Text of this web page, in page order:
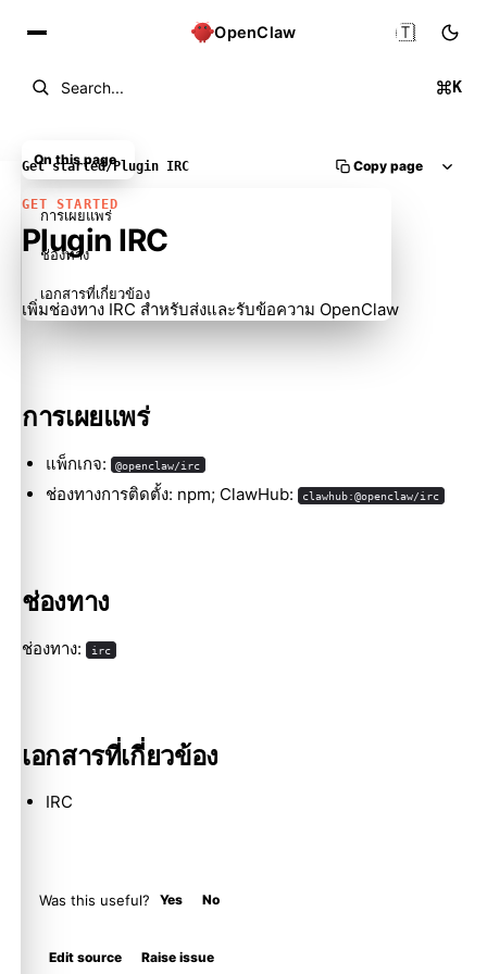
OpenClaw
Search... K
🇹🇭
Get started/Plugin IRC Copy page
GET STARTED
Plugin IRC
เพิ่มช่องทาง IRC สำหรับส่งและรับข้อความ OpenClaw
การเผยแพร่
แพ็กเกจ: @openclaw/irc
ช่องทางการติดตั้ง: npm; ClawHub: clawhub:@openclaw/irc
ช่องทาง
ช่องทาง: irc
เอกสารที่เกี่ยวข้อง
IRC
Was this useful? Yes No
Edit source Raise issue
On this page
การเผยแพร่
ช่องทาง
เอกสารที่เกี่ยวข้อง